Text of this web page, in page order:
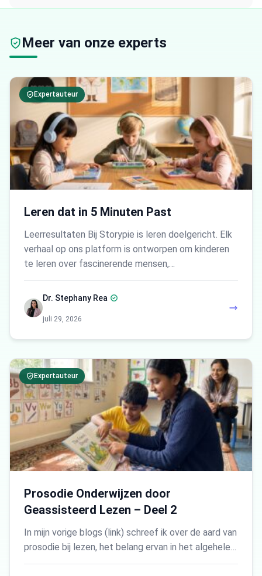
Meer van onze experts
Expertauteur
Leren dat in 5 Minuten Past
Leerresultaten Bij Storypie is leren doelgericht. Elk
verhaal op ons platform is ontworpen om kinderen
te leren over fascinerende mensen,…
Dr. Stephany Rea
juli 29, 2026
Expertauteur
Prosodie Onderwijzen door
Geassisteerd Lezen – Deel 2
In mijn vorige blogs (link) schreef ik over de aard van
prosodie bij lezen, het belang ervan in het algehele…